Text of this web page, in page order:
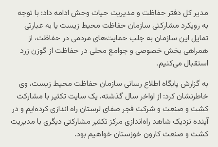
مدیر کل دفتر حفاظت و مدیریت حیات وحش ادامه داد: با توجه
به رویکرد مشارکتی سازمان حفاظت محیط زیست یا به عبارتی
تمایل این سازمان به جلب حمایت‌های مردمی در حفاظت، از
همراهی بخش خصوصی و جوامع محلی در حفاظت از گوزن زرد
استقبال می‌کنیم.
به گزارش پایگاه اطلاع رسانی سازمان حفاظت محیط زیست، وی
خاطرنشان کرد: از اواخر سال گذشته، یک سایت تکثیر با مشارکت
کشت و صنعت و شرکت فجر صفای لرستان راه اندازی کرده‌ایم و در
آینده نزدیک شاهد راه‌اندازی مرکز تکثیر مشارکتی دیگری با مدیریت
کشت و صنعت کارون خوزستان خواهیم بود.